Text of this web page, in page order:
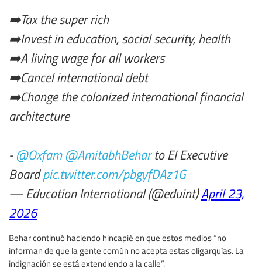
➡️Tax the super rich
➡️Invest in education, social security, health
➡️A living wage for all workers
➡️Cancel international debt
➡️Change the colonized international financial
architecture
- @Oxfam @AmitabhBeharto EI Executive
Boardpic.twitter.com/pbgyfDAz1G
— Education International (@eduint)April 23,
2026
Behar continuó haciendo hincapié en que estos medios “no
informan de que la gente común no acepta estas oligarquías. La
indignación se está extendiendo a la calle”.